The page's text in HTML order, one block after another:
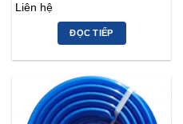
Liên hệ
ĐỌC TIẾP